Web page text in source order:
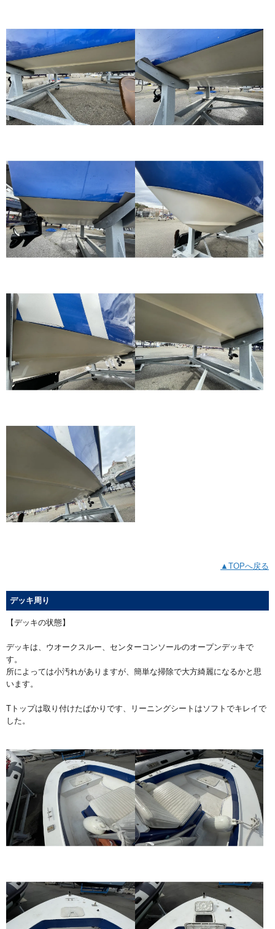
▲TOPへ戻る
デッキ周り
【デッキの状態】
デッキは、ウオークスルー、センターコンソールのオープンデッキで
す。
所によっては小汚れがありますが、簡単な掃除で大方綺麗になるかと思
います。
Tトップは取り付けたばかりです、リーニングシートはソフトでキレイで
した。